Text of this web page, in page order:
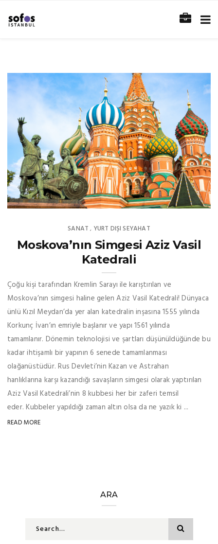
SANAT , YURT DIŞI SEYAHAT
Moskova’nın Simgesi Aziz Vasil
Katedrali
Çoğu kişi tarafından Kremlin Sarayı ile karıştırılan ve
Moskova’nın simgesi haline gelen Aziz Vasil Katedrali! Dünyaca
ünlü Kızıl Meydan’da yer alan katedralin inşasına 1555 yılında
Korkunç İvan’ın emriyle başlanır ve yapı 1561 yılında
tamamlanır. Dönemin teknolojisi ve şartları düşünüldüğünde bu
kadar ihtişamlı bir yapının 6 senede tamamlanması
olağanüstüdür. Rus Devleti’nin Kazan ve Astrahan
hanlıklarına karşı kazandığı savaşların simgesi olarak yaptırılan
Aziz Vasil Katedrali’nin 8 kubbesi her bir zaferi temsil
eder. Kubbeler yapıldığı zaman altın olsa da ne yazık ki ...
READ MORE
ARA